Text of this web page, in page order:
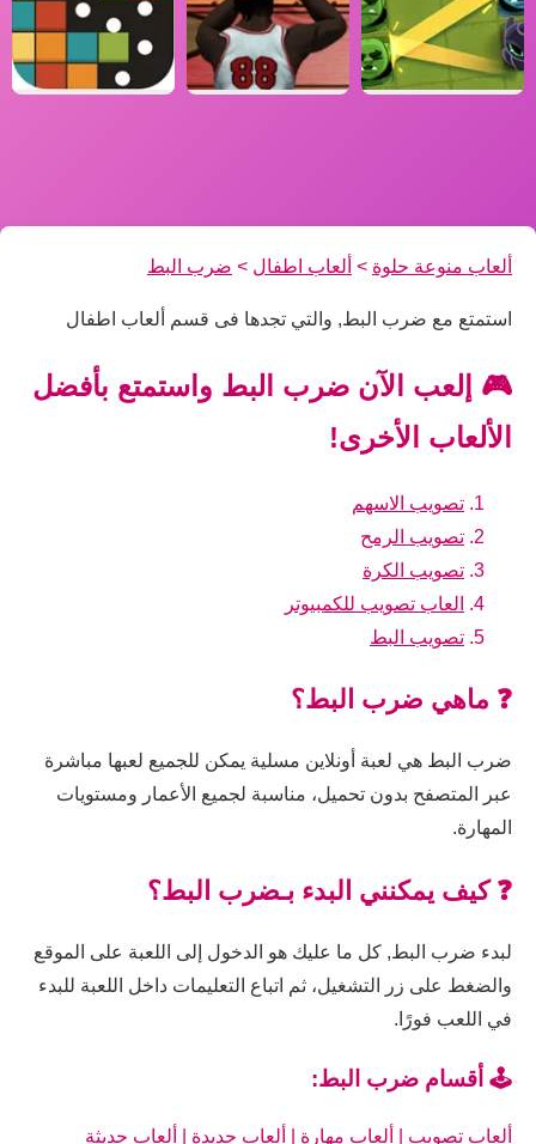
ألعاب منوعة حلوة > ألعاب اطفال > ضرب البط
استمتع مع ضرب البط, والتي تجدها فى قسم ألعاب اطفال
🎮 إلعب الآن ضرب البط واستمتع بأفضل
الألعاب الأخرى!
تصويب الاسهم
تصويب الرمح
تصويب الكرة
العاب تصويب للكمبيوتر
تصويب البط
❓ ماهي ضرب البط؟
ضرب البط هي لعبة أونلاين مسلية يمكن للجميع لعبها مباشرة
عبر المتصفح بدون تحميل، مناسبة لجميع الأعمار ومستويات
المهارة.
❓ كيف يمكنني البدء بـضرب البط؟
لبدء ضرب البط, كل ما عليك هو الدخول إلى اللعبة على الموقع
والضغط على زر التشغيل، ثم اتباع التعليمات داخل اللعبة للبدء
في اللعب فورًا.
🕹️ أقسام ضرب البط:
ألعاب تصويب ألعاب مهارة ألعاب جديدة ألعاب حديثة